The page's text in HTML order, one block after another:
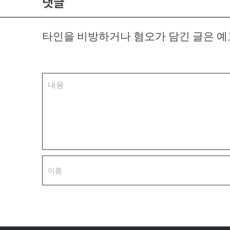
타인을 비방하거나 혐오가 담긴 글은